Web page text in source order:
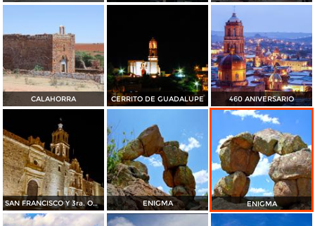
CALAHORRA CERRITO DE GUADALUPE 460 ANIVERSARIO
SAN FRANCISCO Y 3ra. ORDEN ENIGMA ENIGMA